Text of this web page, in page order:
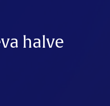
halve